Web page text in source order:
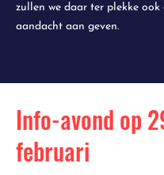
zullen we daar ter plekke ook
aandacht aan geven.
Info-avond op
februari